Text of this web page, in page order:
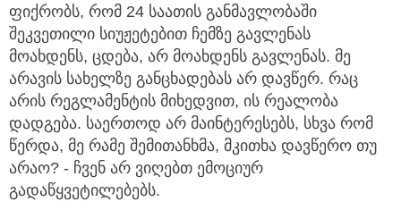
ფიქრობს, რომ 24 საათის განმავლობაში
შეკვეთილი სიუჟეტებით ჩემზე გავლენას
მოახდენს, ცდება, არ მოახდენს გავლენას. მე
არავის სახელზე განცხადებას არ დავწერ. რაც
არის რეგლამენტის მიხედვით, ის რეალობა
დადგება. საერთოდ არ მაინტერესებს, სხვა რომ
წერდა, მე რამე შემითანხმა, მკითხა დავწერო თუ
არაო? - ჩვენ არ ვიღებთ ემოციურ
გადაწყვეტილებებს.